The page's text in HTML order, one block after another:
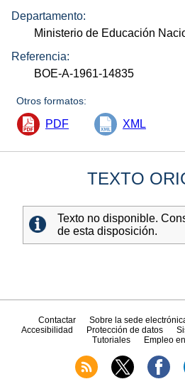
Departamento:
Ministerio de Educación
Referencia:
BOE-A-1961-14835
Otros formatos:
PDF XML
TEXTO
Texto no disponible.
de esta disposición.
Contactar Sobre la sede
Accesibilidad
Protección de datos
Tutoriales
Empleo